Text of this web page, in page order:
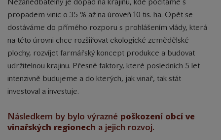
Nezanedbatelný je dopad na krajinu, kde počítáme s
propadem vinic o 35 % až na úroveň 10 tis. ha. Opět se
dostáváme do přímého rozporu s prohlášením vlády, která
na této úrovni chce rozšiřovat ekologické zemědělské
plochy, rozvíjet farmářský koncept produkce a budovat
udržitelnou krajinu. Přesné faktory, které posledních 5 let
intenzivně budujeme a do kterých, jak vinař, tak stát
investoval a investuje.
Následkem by bylo výrazné poškození obcí ve
vinařských regionech a jejich rozvoj.